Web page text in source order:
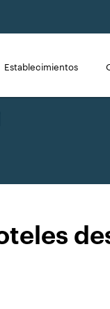
Establecimientos